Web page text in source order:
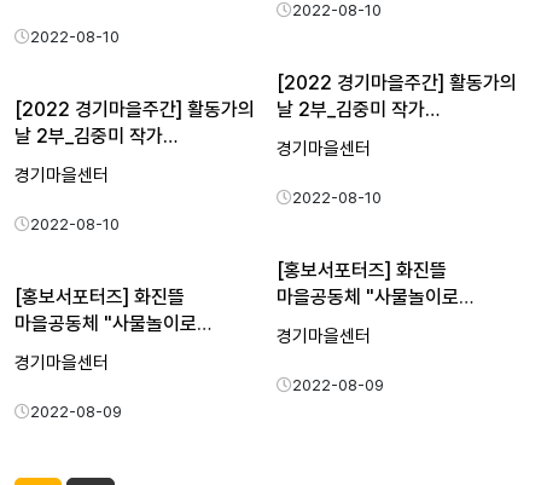
2022-08-10
2022-08-10
[2022 경기마을주간] 활동가의
날 2부_김중미 작가…
경기마을센터
2022-08-10
[2022 경기마을주간] 활동가의
날 2부_김중미 작가…
경기마을센터
2022-08-10
[홍보서포터즈] 화진뜰
마을공동체 "사물놀이로
신명나는…
경기마을센터
2022-08-09
[홍보서포터즈] 화진뜰
마을공동체 "사물놀이로
신명나는…
경기마을센터
2022-08-09